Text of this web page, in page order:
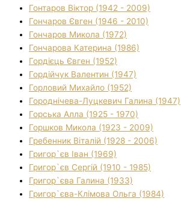
Гонтаров Віктор (1942 - 2009)
Гончаров Євген (1946 - 2010)
Гончаров Микола (1972)
Гончарова Катерина (1986)
Гордієць Євген (1952)
Гордійчук Валентин (1947)
Горловий Михайло (1952)
Городнічева-Луцкевич Галина (1947)
Горська Алла (1925 - 1970)
Горшков Микола (1923 - 2009)
Гребенник Віталій (1928 - 2006)
Григор`єв Іван (1969)
Григор`єв Сергій (1910 - 1985)
Григор`єва Галина (1933)
Григор`єва-Клімова Ольга (1984)